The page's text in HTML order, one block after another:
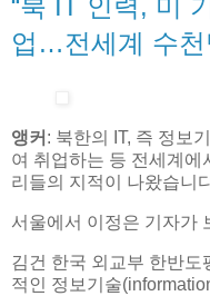
업…전세계 수천
앵커 : 북한의 IT, 즉 정보
여 취업하는 등 전세계에
리들의 지적이 나왔습니
서울에서 이정은 기자가
김건 한국 외교부 한반도
적인 정보기술